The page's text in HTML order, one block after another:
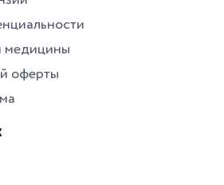
медицины
оферты